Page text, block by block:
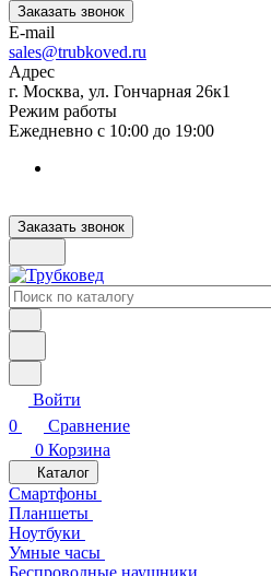
Заказать звонок
E-mail
sales@trubkoved.ru
Адрес
г. Москва, ул. Гончарная 26к1
Режим работы
Ежедневно с 10:00 до 19:00
Заказать звонок
Войти
0
Сравнение
0 Корзина
Каталог
Смартфоны
Планшеты
Ноутбуки
Умные часы
Беспроводные наушники